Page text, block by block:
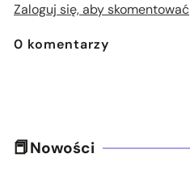
Zaloguj się, aby skomentować
0 komentarzy
Nowości